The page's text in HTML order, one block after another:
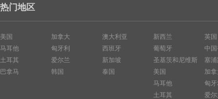
热门地区
美国
马耳他
土耳其
巴拿马
加拿大
匈牙利
爱尔兰
韩国
澳大利亚
西班牙
新加坡
泰国
新西兰
葡萄牙
圣基茨和尼维斯
英国
中
塞
美国
马耳他
土耳其
加
匈
爱